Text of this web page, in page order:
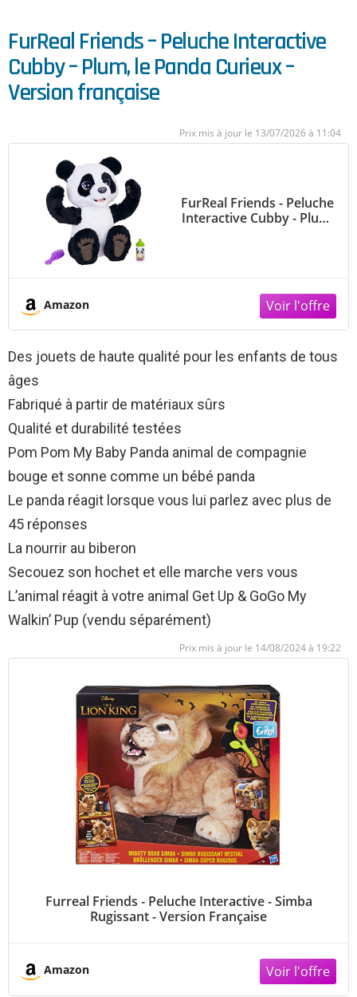
FurReal Friends – Peluche Interactive
Cubby – Plum, le Panda Curieux –
Version française
13/07/2026 à 11:04
FurReal Friends - Peluche
Interactive Cubby - Plum,
Amazon
Des jouets de haute qualité pour les enfants de tous
âges
Fabriqué à partir de matériaux sûrs
Qualité et durabilité testées
Pom Pom My Baby Panda animal de compagnie
bouge et sonne comme un bébé panda
Le panda réagit lorsque vous lui parlez avec plus de
45 réponses
La nourrir au biberon
Secouez son hochet et elle marche vers vous
L’animal réagit à votre animal Get Up & GoGo My
Walkin’ Pup (vendu séparément)
14/08/2024 à 19:22
Furreal Friends - Peluche Interactive - Simba
Rugissant - Version Française
Amazon